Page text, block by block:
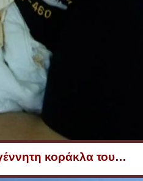
κοράκλα του…